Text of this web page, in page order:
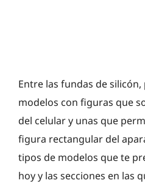
Entre las fundas de
modelos con figuras que
del celular y unas que
figura rectangular del
tipos de modelos que te
hoy y las secciones en las